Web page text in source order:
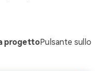
progettoPulsante sullo